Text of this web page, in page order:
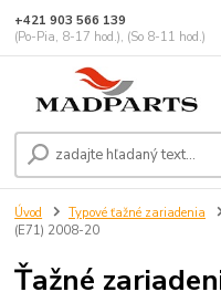
+421 903 566 139
(Po-Pia, 8-17 hod.), (So 8-11 hod.)
Úvod Typové ťažné zariadenia
(E71) 2008-20
Ťažné